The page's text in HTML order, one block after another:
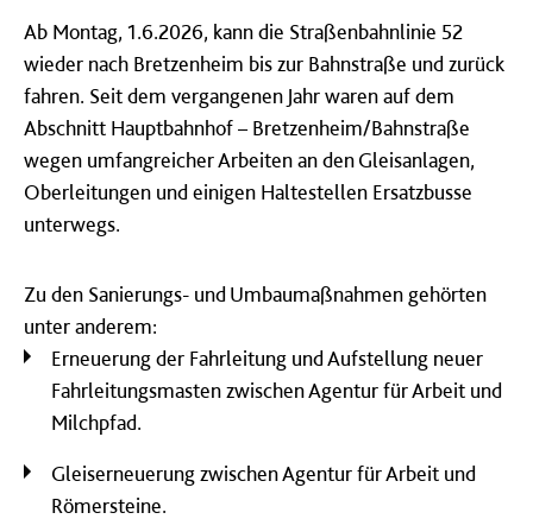
Ab Montag, 1.6.2026, kann die Straßenbahnlinie 52
wieder nach Bretzenheim bis zur Bahnstraße und zurück
fahren. Seit dem vergangenen Jahr waren auf dem
Abschnitt Hauptbahnhof – Bretzenheim/Bahnstraße
wegen umfangreicher Arbeiten an den Gleisanlagen,
Oberleitungen und einigen Haltestellen Ersatzbusse
unterwegs.
Zu den Sanierungs- und Umbaumaßnahmen gehörten
unter anderem:
Erneuerung der Fahrleitung und Aufstellung neuer
Fahrleitungsmasten zwischen Agentur für Arbeit und
Milchpfad.
Gleiserneuerung zwischen Agentur für Arbeit und
Römersteine.